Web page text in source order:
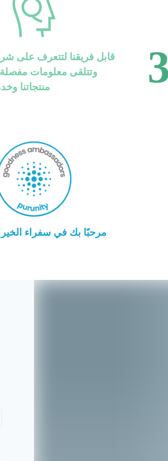
وتتلقى معلومات
منتجاتنا
3
!مرحبًا بك في سفراء الخير